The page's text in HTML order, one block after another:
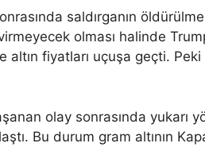
saldırganın
olması halinde
fiyatları uçuşa geçti. Peki
olay sonrasında yukarı
Bu durum gram altının